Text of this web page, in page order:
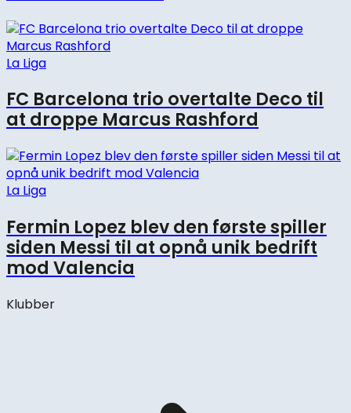
La Liga
FC Barcelona trio overtalte Deco til
at droppe Marcus Rashford
La Liga
Fermin Lopez blev den første spiller
siden Messi til at opnå unik bedrift
mod Valencia
Klubber